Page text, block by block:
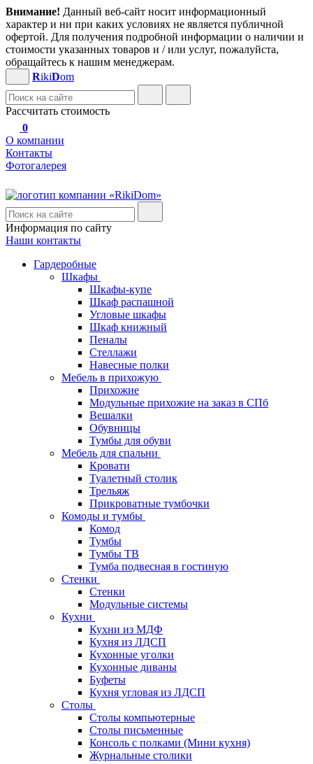
Внимание! Данный веб-сайт носит информационный
характер и ни при каких условиях не является публичной
офертой. Для получения подробной информации о наличии и
стоимости указанных товаров и / или услуг, пожалуйста,
обращайтесь к нашим менеджерам.
RikiDom
Рассчитать стоимость
0
О компании
Контакты
Фотогалерея
Информация по сайту
Наши контакты
Гардеробные
Шкафы
Шкафы-купе
Шкаф распашной
Угловые шкафы
Шкаф книжный
Пеналы
Стеллажи
Навесные полки
Мебель в прихожую
Прихожие
Модульные прихожие на заказ в СПб
Вешалки
Обувницы
Тумбы для обуви
Мебель для спальни
Кровати
Туалетный столик
Трельяж
Прикроватные тумбочки
Комоды и тумбы
Комод
Тумбы
Тумбы ТВ
Тумба подвесная в гостиную
Стенки
Стенки
Модульные системы
Кухни
Кухни из МДФ
Кухня из ЛДСП
Кухонные уголки
Кухонные диваны
Буфеты
Кухня угловая из ЛДСП
Столы
Столы компьютерные
Столы письменные
Консоль с полками (Мини кухня)
Журнальные столики